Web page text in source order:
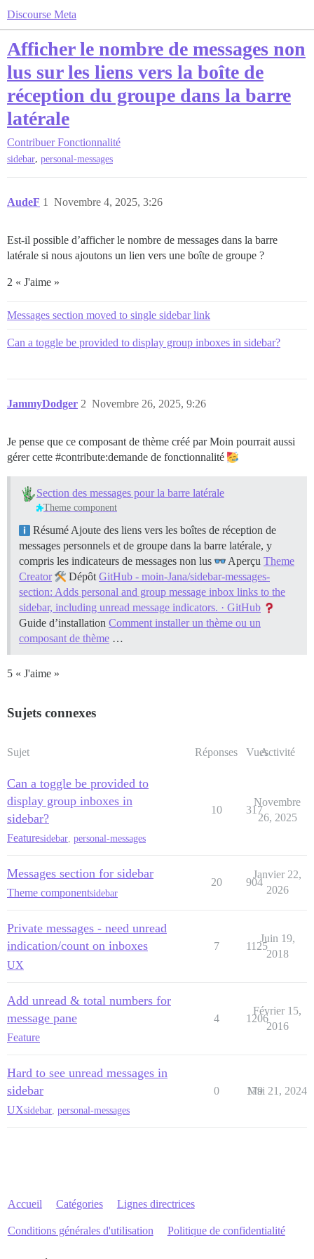
Discourse Meta
Afficher le nombre de messages non
lus sur les liens vers la boîte de
réception du groupe dans la barre
latérale
Contribuer Fonctionnalité
sidebar, personal-messages
AudeF Novembre 4, 2025, 3:26
1
Est-il possible d’afficher le nombre de messages dans la barre
latérale si nous ajoutons un lien vers une boîte de groupe ?
2 « J'aime »
Messages section moved to single sidebar link
Can a toggle be provided to display group inboxes in sidebar?
JammyDodger Novembre 26, 2025, 9:26
2
Je pense que ce composant de thème créé par Moin pourrait aussi
gérer cette #contribute:demande de fonctionnalité
Section des messages pour la barre latérale
Theme component
Résumé Ajoute des liens vers les boîtes de réception de
messages personnels et de groupe dans la barre latérale, y
compris les indicateurs de messages non lus
Aperçu Theme
Creator
Dépôt GitHub - moin-Jana/sidebar-messages-
section: Adds personal and group message inbox links to the
sidebar, including unread message indicators. · GitHub
Guide d’installation Comment installer un thème ou un
composant de thème …
5 « J'aime »
Sujets connexes
Sujet Réponses VuesActivité
Can a toggle be provided to
display group inboxes in
sidebar?
Featuresidebar personal-messages
10 317
Novembre
26, 2025
Messages section for sidebar
Theme componentsidebar
20 904
Janvier 22,
2026
Private messages - need unread
indication/count on inboxes
UX
7 1125
Juin 19,
2018
Add unread & total numbers for
message pane
Feature
4 1206
Février 15,
2016
Hard to see unread messages in
sidebar
UXsidebar personal-messages
0 179
Mai 21, 2024
Accueil Catégories Lignes directrices
Conditions générales d'utilisation Politique de confidentialité